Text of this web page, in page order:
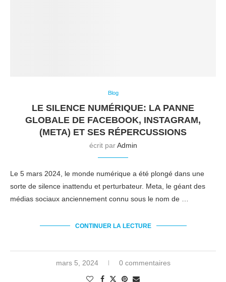
Blog
LE SILENCE NUMÉRIQUE: LA PANNE
GLOBALE DE FACEBOOK, INSTAGRAM,
(META) ET SES RÉPERCUSSIONS
écrit parAdmin
Le 5 mars 2024, le monde numérique a été plongé dans une
sorte de silence inattendu et perturbateur. Meta, le géant des
médias sociaux anciennement connu sous le nom de …
CONTINUER LA LECTURE
mars 5, 2024 0 commentaires